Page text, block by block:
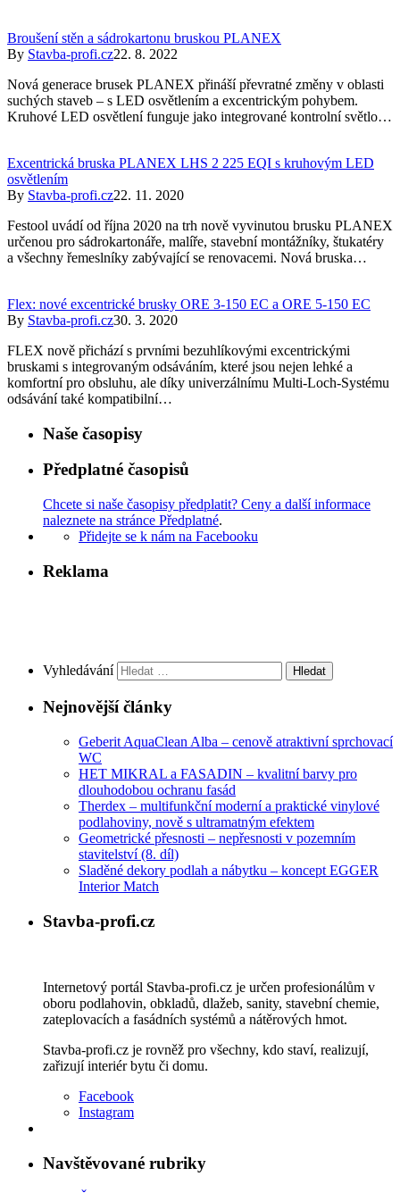
Broušení stěn a sádrokartonu bruskou PLANEX
By Stavba-profi.cz22. 8. 2022
Nová generace brusek PLANEX přináší převratné změny v oblasti
suchých staveb – s LED osvětlením a excentrickým pohybem.
Kruhové LED osvětlení funguje jako integrované kontrolní světlo…
Excentrická bruska PLANEX LHS 2 225 EQI s kruhovým LED
osvětlením
By Stavba-profi.cz22. 11. 2020
Festool uvádí od října 2020 na trh nově vyvinutou brusku PLANEX
určenou pro sádrokartonáře, malíře, stavební montážníky, štukatéry
a všechny řemeslníky zabývající se renovacemi. Nová bruska…
Flex: nové excentrické brusky ORE 3-150 EC a ORE 5-150 EC
By Stavba-profi.cz30. 3. 2020
FLEX nově přichází s prvními bezuhlíkovými excentrickými
bruskami s integrovaným odsáváním, které jsou nejen lehké a
komfortní pro obsluhu, ale díky univerzálnímu Multi-Loch-Systému
odsávání také kompatibilní…
Naše časopisy
Předplatné časopisů
Chcete si naše časopisy předplatit? Ceny a další informace
naleznete na stránce Předplatné.
Přidejte se k nám na Facebooku
Reklama
Vyhledávání
Nejnovější články
Geberit AquaClean Alba – cenově atraktivní sprchovací
WC
HET MIKRAL a FASADIN – kvalitní barvy pro
dlouhodobou ochranu fasád
Therdex – multifunkční moderní a praktické vinylové
podlahoviny, nově s ultramatným efektem
Geometrické přesnosti – nepřesnosti v pozemním
stavitelství (8. díl)
Sladěné dekory podlah a nábytku – koncept EGGER
Interior Match
Stavba-profi.cz
Internetový portál Stavba-profi.cz je určen profesionálům v
oboru podlahovin, obkladů, dlažeb, sanity, stavební chemie,
zateplovacích a fasádních systémů a nátěrových hmot.
Stavba-profi.cz je rovněž pro všechny, kdo staví, realizují,
zařizují interiér bytu či domu.
Facebook
Instagram
Navštěvované rubriky